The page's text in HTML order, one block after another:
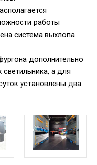
работы
система выхлопа
дополнительно
а для
установлены два